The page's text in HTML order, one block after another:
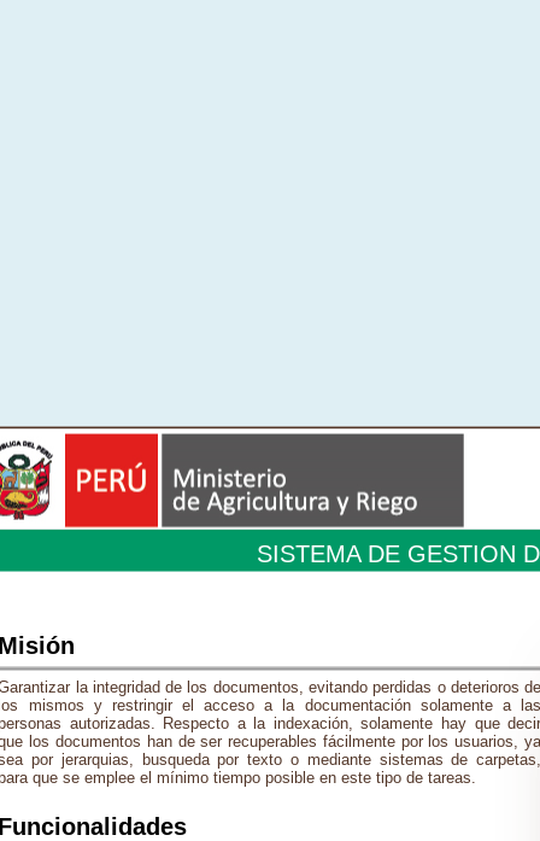
SISTEMA DE GESTION
la integridad de los documentos, evitando perdidas o deterioros
mismos y restringir el acceso a la documentación solamente a
autorizadas. Respecto a la indexación, solamente hay que
los documentos han de ser recuperables fácilmente por los usuarios,
por jerarquias, busqueda por texto o mediante sistemas de
que se emplee el mínimo tiempo posible en este tipo de tareas.